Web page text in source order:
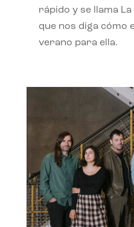
rápido y se llama
que nos diga cómo
verano para ella.